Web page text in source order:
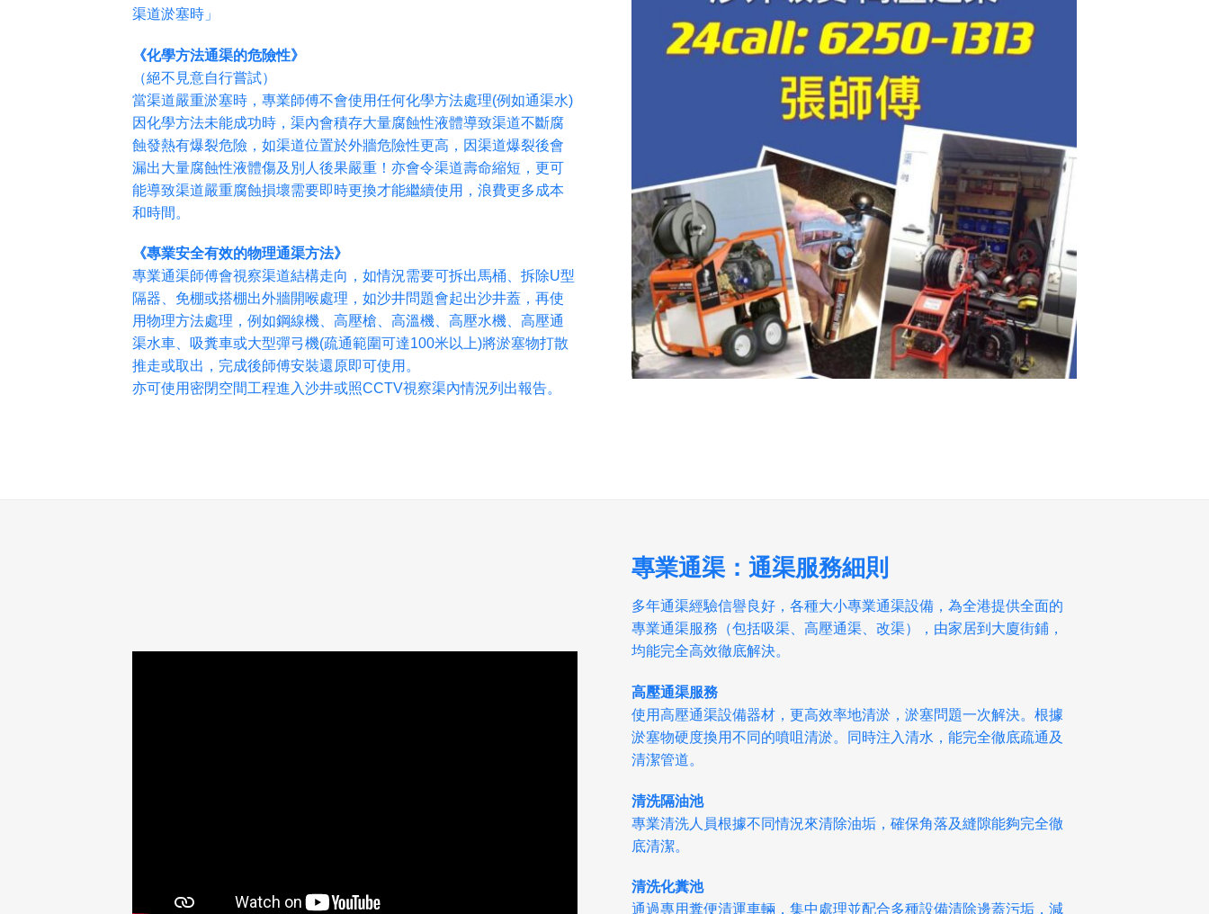
渠道淤塞時」
《化學方法通渠的危險性》
（絕不見意自行嘗試）
當渠道嚴重淤塞時，專業師傅不會使用任何化學方法處理(例如通渠水)
因化學方法未能成功時，渠內會積存大量腐蝕性液體導致渠道不斷腐
蝕發熱有爆裂危險，如渠道位置於外牆危險性更高，因渠道爆裂後會
漏出大量腐蝕性液體傷及別人後果嚴重！亦會令渠道壽命縮短，更可
能導致渠道嚴重腐蝕損壞需要即時更換才能繼續使用，浪費更多成本
和時間。
《專業安全有效的物理通渠方法》
專業通渠師傅會視察渠道結構走向，如情況需要可拆出馬桶、拆除U型
隔器、免棚或搭棚出外牆開喉處理，如沙井問題會起出沙井蓋，再使
用物理方法處理，例如鋼線機、高壓槍、高溫機、高壓水機、高壓通
渠水車、吸糞車或大型彈弓機(疏通範圍可達100米以上)將淤塞物打散
推走或取出，完成後師傅安裝還原即可使用。
亦可使用密閉空間工程進入沙井或照CCTV視察渠內情況列出報告。
專業通渠：通渠服務細則
多年通渠經驗信譽良好，各種大小專業通渠設備，為全港提供全面的
專業通渠服務（包括吸渠、高壓通渠、改渠），由家居到大廈街鋪，
均能完全高效徹底解決。
高壓通渠服務
使用高壓通渠設備器材，更高效率地清淤，淤塞問題一次解決。根據
淤塞物硬度換用不同的噴咀清淤。同時注入清水，能完全徹底疏通及
清潔管道。
清洗隔油池
專業清洗人員根據不同情況來清除油垢，確保角落及縫隙能夠完全徹
底清潔。
清洗化糞池
通過專用糞便清運車輛，集中處理並配合多種設備清除邊蓋污垢，減